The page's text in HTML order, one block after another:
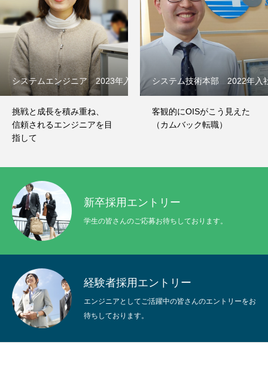
システムエンジニア 2023年入社
挑戦と成長を積み重ね、
信頼されるエンジニアを目
指して
システム技術本部 2022年入
客観的にOISがこう見えた
（カムバック転職）
新卒採用エントリー
学生の皆さんのご応募お待ちしております。
経験者採用エントリー
エンジニアとしてご活躍中の皆さんのエントリーをお
待ちしております。